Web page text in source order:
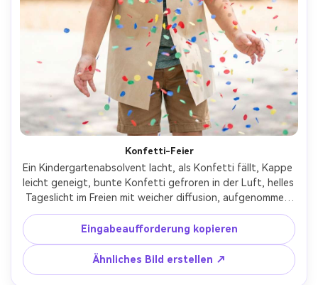
Konfetti-Feier
Ein Kindergartenabsolvent lacht, als Konfetti fällt, Kappe
leicht geneigt, bunte Konfetti gefroren in der Luft, helles
Tageslicht im Freien mit weicher diffusion, aufgenommen
auf Nikon Z9, 35 mm f/1.8, dynamisches Porträt, hohe
Verschlussgeschwindigkeit, fotorealistische Haut und
Stoff, keine logos, fröhliche Stimmung- -ar 4:5
Eingabeaufforderung kopieren
Ähnliches Bild erstellen ↗
Unbegrenzt KI-
Bilder erstellen.
100 % kostenlos!
Kostenlos Starten→